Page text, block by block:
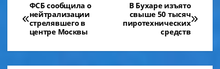
Навигация
по
записям
В Бухаре изъято
свыше 50 тысяч
пиротехнических
средств
ФСБ сообщила о
нейтрализации
стрелявшего в
центре Москвы